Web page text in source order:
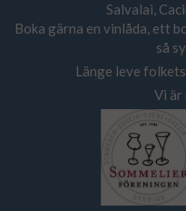
Salvalai,
Boka gärna en vinlåda, ett
så
Länge leve
Vi är